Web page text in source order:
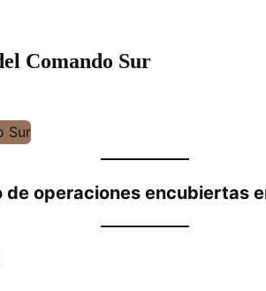
Comando Sur
operaciones encubiertas